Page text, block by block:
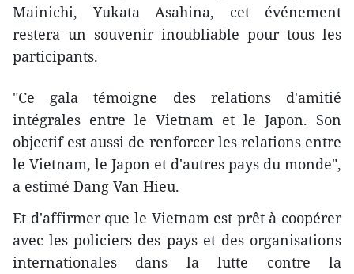
Mainichi, Yukata Asahina, cet événement
restera un souvenir inoubliable pour tous les
participants.
"C​e gala témoigne des relations d'amitié
intégrales entre le Vietnam et le Japon. Son
objectif est aussi de renforcer les relations entre
le Vietnam, le Japon et d'autres pays du monde",
a estimé Dang Van Hieu.
Et d'affirmer que le Vietnam ​est prêt à coopérer
avec les policiers des pays et des organisations
internationales dans la lutte contre la